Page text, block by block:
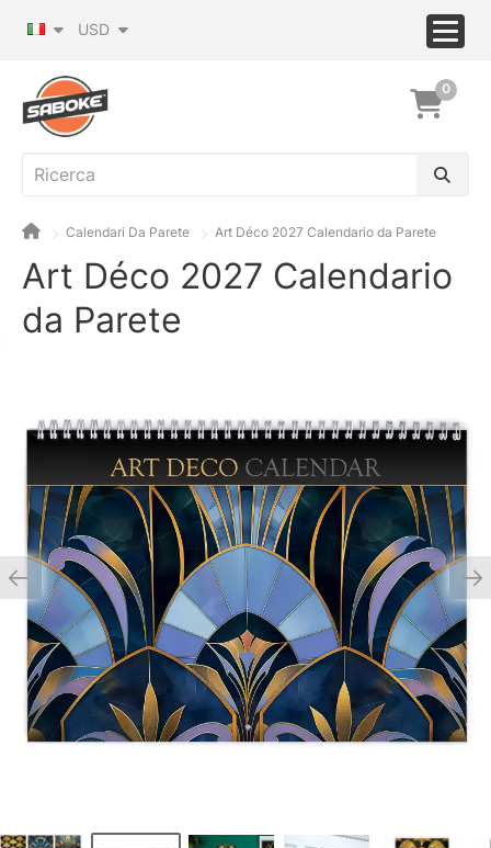
USD
0
Calendari Da Parete Art Déco 2027 Calendario da Parete
Art Déco 2027 Calendario
da Parete